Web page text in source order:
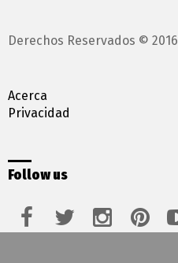
Derechos Reservados © 2016
Acerca
Privacidad
Follow us